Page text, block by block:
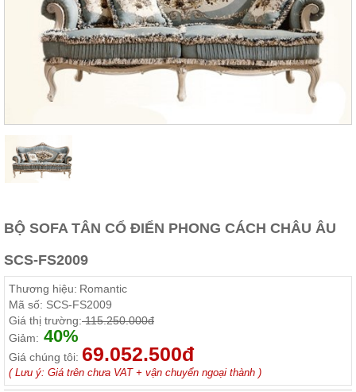
Nội
Thất
trà...
Phòng
Ngủ
ngủ, tủ
áo, bàn
trang
điểm
Nội
Phòng
Ăn
BỘ SOFA TÂN CỔ ĐIỂN PHONG CÁCH CHÂU ÂU
SCS-FS2009
Thương hiệu: Romantic
Mã số: SCS-FS2009
Giá thị trường:115.250.000đ
Giảm: 40%
Giá chúng tôi: 69.052.500đ
( Lưu ý: Giá trên chưa VAT + vận chuyển ngoại thành )